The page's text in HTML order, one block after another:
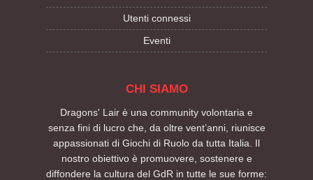
Utenti connessi
Eventi
CHI SIAMO
Dragons' Lair è una community volontaria e
senza fini di lucro che, da oltre vent’anni, riunisce
appassionati di Giochi di Ruolo da tutta Italia. Il
nostro obiettivo è promuovere, sostenere e
diffondere la cultura del GdR in tutte le sue forme: